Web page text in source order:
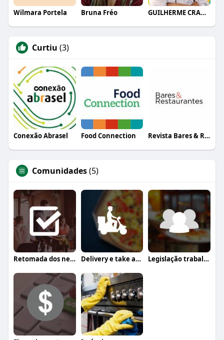
Wilmara Portela Bruna Fréo GUILHERME CRAMER BALLE
Curtiu (3)
Conexão Abrasel Food Connection Revista Bares & Restaurantes
Comunidades(5)
Retomada dos negócios Delivery e take away Legislação trabalhista